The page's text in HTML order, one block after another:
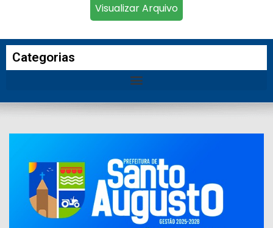
Visualizar Arquivo
Categorias